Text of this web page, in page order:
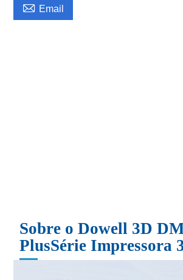
 Email
Sobre o Dowell 3D
PlusSérie Impressora